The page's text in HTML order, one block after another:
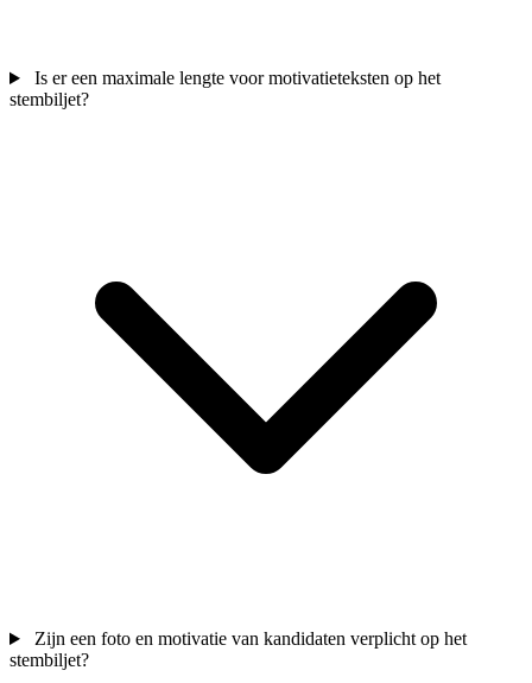
Is er een maximale lengte voor motivatieteksten op het
stembiljet?
Zijn een foto en motivatie van kandidaten verplicht op het
stembiljet?